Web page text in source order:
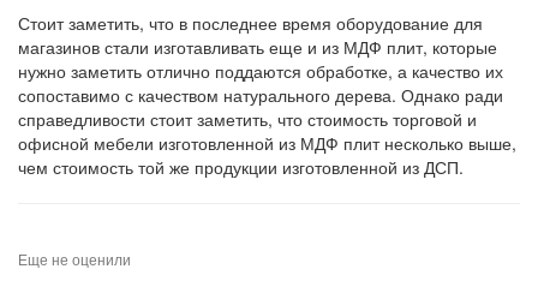
Стоит заметить, что в последнее время оборудование для
магазинов стали изготавливать еще и из МДФ плит, которые
нужно заметить отлично поддаются обработке, а качество их
сопоставимо с качеством натурального дерева. Однако ради
справедливости стоит заметить, что стоимость торговой и
офисной мебели изготовленной из МДФ плит несколько выше,
чем стоимость той же продукции изготовленной из ДСП.
Еще не оценили